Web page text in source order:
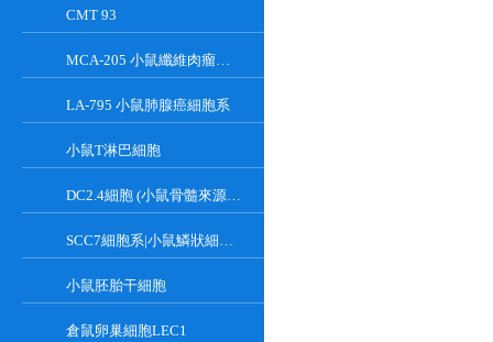
CMT 93
MCA-205 小鼠纖維肉瘤細胞系
LA-795 小鼠肺腺癌細胞系
小鼠T淋巴細胞
DC2.4細胞 (小鼠骨髓來源樹突狀細胞)
SCC7細胞系|小鼠鱗狀細胞癌細胞
小鼠胚胎干細胞
倉鼠卵巢細胞LEC1